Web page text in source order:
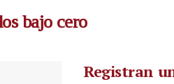
bajo cero
Registran